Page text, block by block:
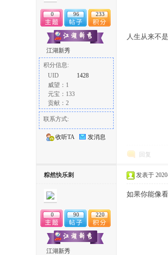
网
0 96 233
江湖新秀
积分信息:
UID
1428
威望：1
元宝：133
贡献：2
联系方式:
收听TA 发消息
人生从来不
回复
粽然快乐刺
0 90 220
江湖新秀
发表于
如果你能像